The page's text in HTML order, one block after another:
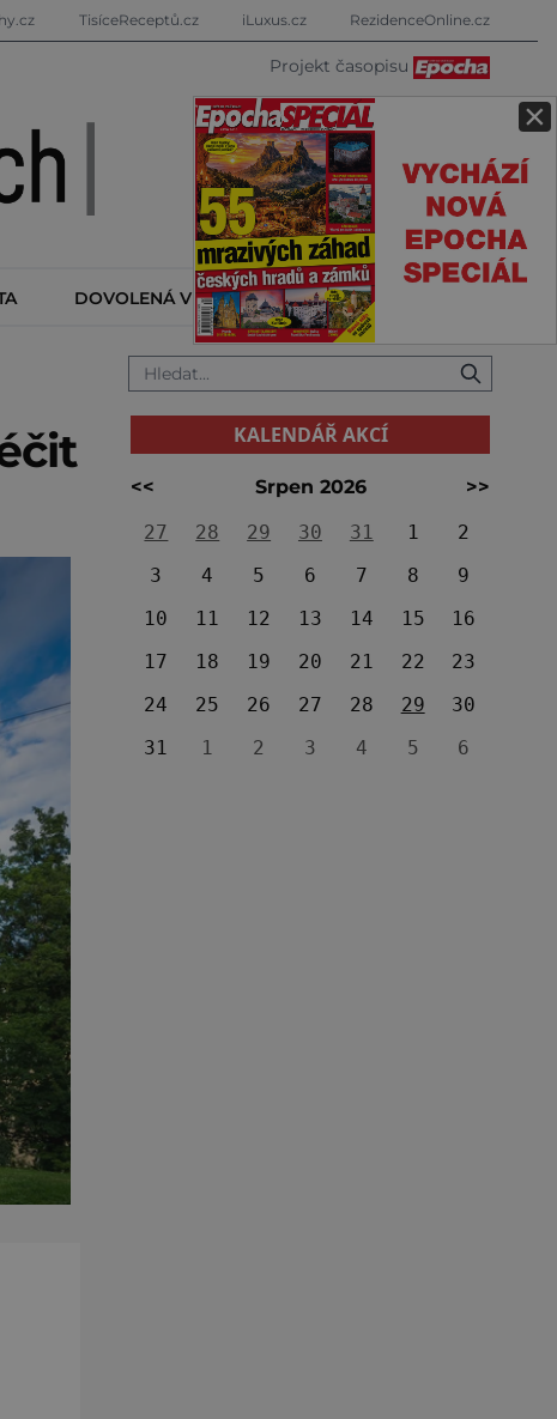
×
TisíceReceptů.cz iLuxus.cz RezidenceOnline.cz
Projekt časopisu
DOVOLENÁ V ZAHRANIČÍ KALENDÁŘ AKCÍ
KALENDÁŘ AKCÍ
<< Srpen 2026
>>
27
28 29 30 31 1
2
3
4 5 6 7 8
9
10
11 12 13 14 15
16
17
18 19 20 21 22
23
24
25 26 27 28 29
30
31
1 2 3 4 5 6